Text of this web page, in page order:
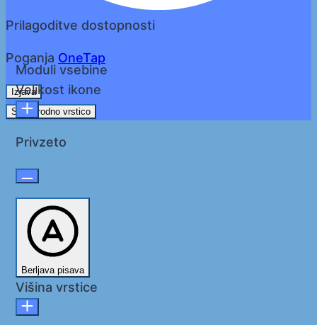
Prilagoditve dostopnosti
Poganja OneTap
Izjava
Skrij orodno vrstico
Moduli vsebine
Velikost ikone
Privzeto
Berljava pisava
Višina vrstice